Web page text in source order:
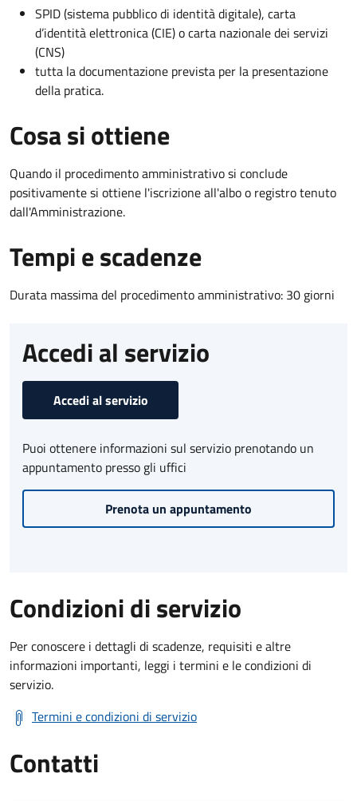
SPID (sistema pubblico di identità digitale), carta
d’identità elettronica (CIE) o carta nazionale dei servizi
(CNS)
tutta la documentazione prevista per la presentazione
della pratica.
Cosa si ottiene
Quando il procedimento amministrativo si conclude
positivamente si ottiene l'iscrizione all'albo o registro tenuto
dall'Amministrazione.
Tempi e scadenze
Durata massima del procedimento amministrativo: 30 giorni
Accedi al servizio
Accedi al servizio
Puoi ottenere informazioni sul servizio prenotando un
appuntamento presso gli uffici
Prenota un appuntamento
Condizioni di servizio
Per conoscere i dettagli di scadenze, requisiti e altre
informazioni importanti, leggi i termini e le condizioni di
servizio.
Termini e condizioni di servizio
Contatti